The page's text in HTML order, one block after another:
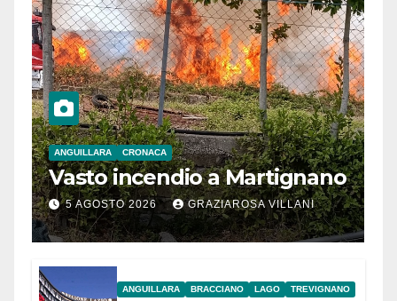
ANGUILLARA CRONACA
Vasto incendio a Martignano
5 AGOSTO 2026 GRAZIAROSA VILLANI
ANGUILLARA BRACCIANO LAGO TREVIGNANO